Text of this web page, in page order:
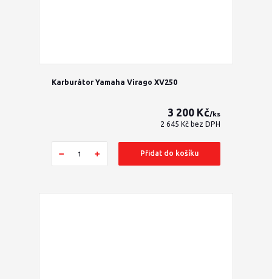
Karburátor Yamaha Virago XV250
3 200 Kč/ks
2 645 Kč bez DPH
Přidat do košíku